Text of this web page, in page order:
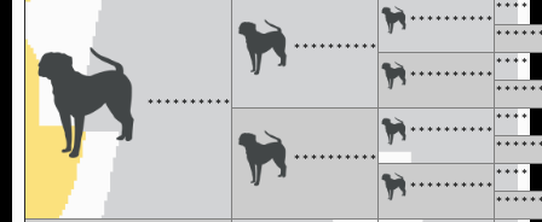
**********
**********
**********
**********
**********
**********
**********